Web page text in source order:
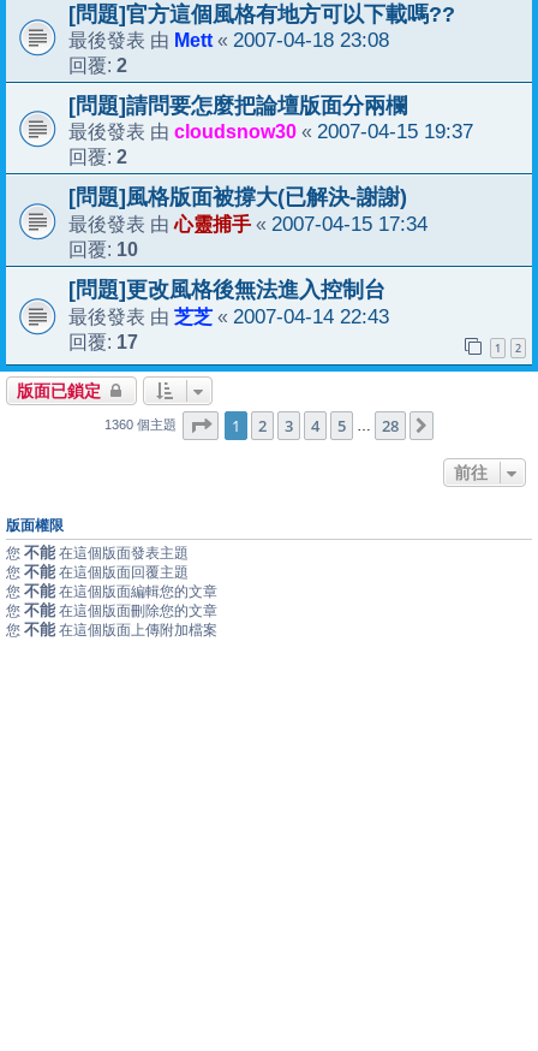
[問題]官方這個風格有地方可以下載嗎??
最後發表 由 Mett « 2007-04-18 23:08
回覆: 2
[問題]請問要怎麼把論壇版面分兩欄
最後發表 由 cloudsnow30 « 2007-04-15 19:37
回覆: 2
[問題]風格版面被撐大(已解決-謝謝)
最後發表 由心靈捕手 « 2007-04-15 17:34
回覆: 10
[問題]更改風格後無法進入控制台
最後發表 由 芝芝 « 2007-04-14 22:43
回覆: 17 1 2
版面已鎖定
1360 個主題 第1 頁 (共 28頁)
1 2 3 4 5 … 28
前往
版面權限
您 不能 在這個版面發表主題
您 不能 在這個版面回覆主題
您 不能 在這個版面編輯您的文章
您 不能 在這個版面刪除您的文章
您 不能 在這個版面上傳附加檔案